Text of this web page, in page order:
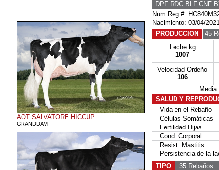
AOT SALVATORE HICCUP
GRANDDAM
DPF RDC BLF CNF
Num.Reg #:
Nacimiento: 03/04/2021
PRODUCCION
45
Leche kg
1007
Velocidad Ordeño
106
SALUD Y
Vida en el Rebaño
Células Somáticas
Fertilidad Hijas
Cond. Corporal
Resist. Mastitis.
Persistencia de la
TIPO
35 Rebaños